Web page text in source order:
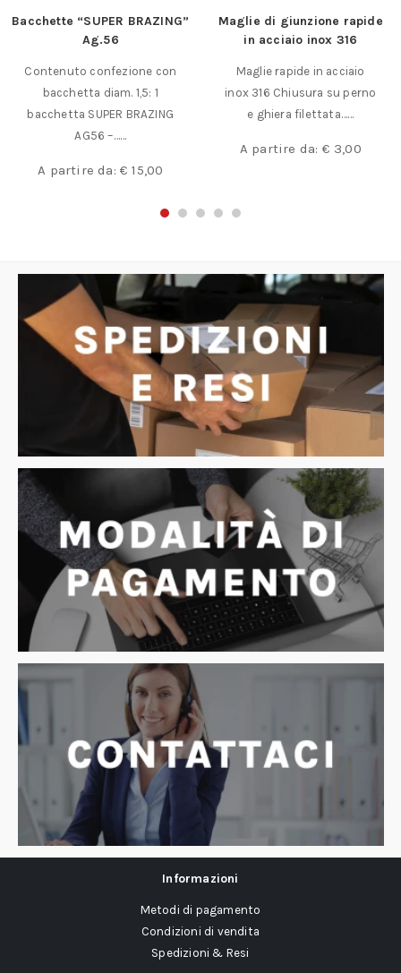
Bacchette “SUPER BRAZING”
Ag.56
Contenuto confezione con
bacchetta diam. 1,5: 1
bacchetta SUPER BRAZING
AG56 –……
A partire da: € 15,00
Maglie di giunzione rapide
in acciaio inox 316
Maglie rapide in acciaio
inox 316 Chiusura su perno
e ghiera filettata……
A partire da: € 3,00
Informazioni
Metodi di pagamento
Condizioni di vendita
Spedizioni & Resi